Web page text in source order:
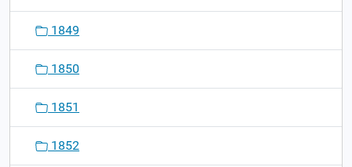
1849
1850
1851
1852